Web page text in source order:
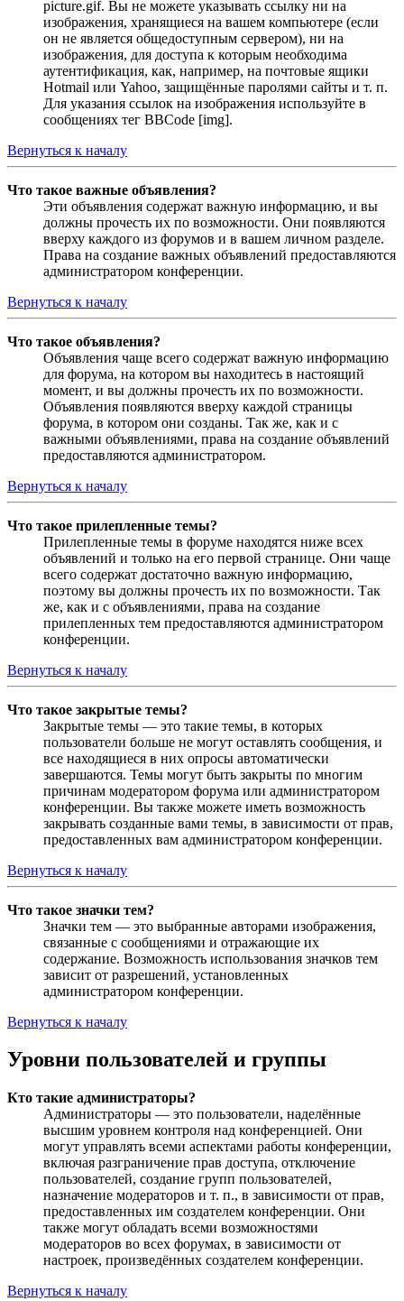
picture.gif. Вы не можете указывать ссылку ни на
изображения, хранящиеся на вашем компьютере (если
он не является общедоступным сервером), ни на
изображения, для доступа к которым необходима
аутентификация, как, например, на почтовые ящики
Hotmail или Yahoo, защищённые паролями сайты и т. п.
Для указания ссылок на изображения используйте в
сообщениях тег BBCode [img].
Вернуться к началу
Что такое важные объявления?
Эти объявления содержат важную информацию, и вы
должны прочесть их по возможности. Они появляются
вверху каждого из форумов и в вашем личном разделе.
Права на создание важных объявлений предоставляются
администратором конференции.
Вернуться к началу
Что такое объявления?
Объявления чаще всего содержат важную информацию
для форума, на котором вы находитесь в настоящий
момент, и вы должны прочесть их по возможности.
Объявления появляются вверху каждой страницы
форума, в котором они созданы. Так же, как и с
важными объявлениями, права на создание объявлений
предоставляются администратором.
Вернуться к началу
Что такое прилепленные темы?
Прилепленные темы в форуме находятся ниже всех
объявлений и только на его первой странице. Они чаще
всего содержат достаточно важную информацию,
поэтому вы должны прочесть их по возможности. Так
же, как и с объявлениями, права на создание
прилепленных тем предоставляются администратором
конференции.
Вернуться к началу
Что такое закрытые темы?
Закрытые темы — это такие темы, в которых
пользователи больше не могут оставлять сообщения, и
все находящиеся в них опросы автоматически
завершаются. Темы могут быть закрыты по многим
причинам модератором форума или администратором
конференции. Вы также можете иметь возможность
закрывать созданные вами темы, в зависимости от прав,
предоставленных вам администратором конференции.
Вернуться к началу
Что такое значки тем?
Значки тем — это выбранные авторами изображения,
связанные с сообщениями и отражающие их
содержание. Возможность использования значков тем
зависит от разрешений, установленных
администратором конференции.
Вернуться к началу
Уровни пользователей и группы
Кто такие администраторы?
Администраторы — это пользователи, наделённые
высшим уровнем контроля над конференцией. Они
могут управлять всеми аспектами работы конференции,
включая разграничение прав доступа, отключение
пользователей, создание групп пользователей,
назначение модераторов и т. п., в зависимости от прав,
предоставленных им создателем конференции. Они
также могут обладать всеми возможностями
модераторов во всех форумах, в зависимости от
настроек, произведённых создателем конференции.
Вернуться к началу